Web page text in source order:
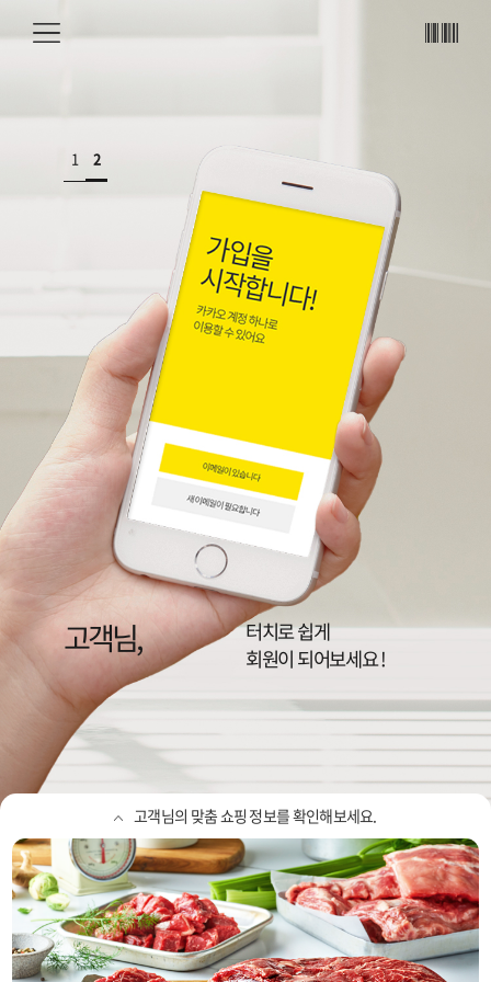
메뉴
NC, 뉴코아, 2001, 팩토리, 동아
정보를 확인하세요
고객님,
터치로 쉽게
회원이 되어보세요 !
이랜드리테일,
1 2
고객님의 맞춤 쇼핑 정보를 확인해보세요.